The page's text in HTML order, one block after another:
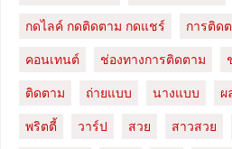
กดไลค์ กดติดตาม กดแชร์
การติด
คอนเทนต์
ช่องทางการติดตาม
ติดตาม
ถ่ายแบบ นางแบบ ผ
พริตตี้
วาร์ป สวย สาวสวย